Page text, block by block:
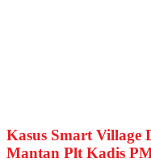
Kasus Smart Village
Mantan Plt Kadis